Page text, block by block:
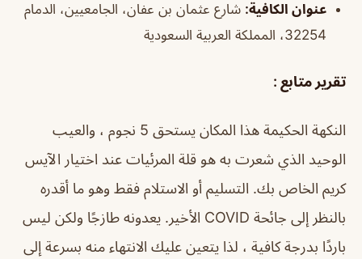
عنوان الكافية: شارع عثمان بن عفان، الجامعيين، الدمام
32254، المملكة العربية السعودية
تقرير متابع :
النكهة الحكيمة هذا المكان يستحق 5 نجوم ، والعيب
الوحيد الذي شعرت به هو قلة المرئيات عند اختيار الآيس
كريم الخاص بك. التسليم أو الاستلام فقط وهو ما أقدره
بالنظر إلى جائحة COVID الأخير. يعدونه طازجًا ولكن ليس
باردًا بدرجة كافية ، لذا يتعين عليك الانتهاء منه بسرعة إلى